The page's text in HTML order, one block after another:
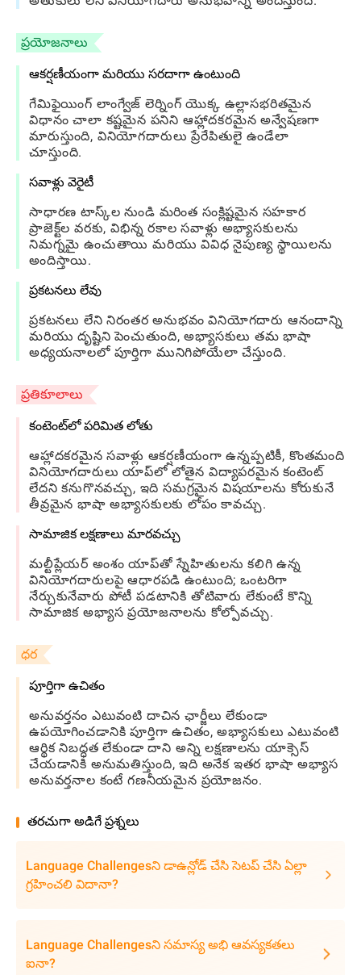
ప్రయోజనాలు
ఆకర్షణీయంగా మరియు సరదాగా ఉంటుంది
గేమిఫైయింగ్ లాంగ్వేజ్ లెర్నింగ్ యొక్క ఉల్లాసభరితమైన
విధానం చాలా కష్టమైన పనిని ఆహ్లాదకరమైన అన్వేషణగా
మారుస్తుంది, వినియోగదారులు ప్రేరేపితులై ఉండేలా
చూస్తుంది.
సవాళ్లు వెరైటీ
సాధారణ టాస్క్‌ల నుండి మరింత సంక్లిష్టమైన సహకార
ప్రాజెక్ట్‌ల వరకు, విభిన్న రకాల సవాళ్లు అభ్యాసకులను
నిమగ్నమై ఉంచుతాయి మరియు వివిధ నైపుణ్య స్థాయిలను
అందిస్తాయి.
ప్రకటనలు లేవు
ప్రకటనలు లేని నిరంతర అనుభవం వినియోగదారు ఆనందాన్ని
మరియు దృష్టిని పెంచుతుంది, అభ్యాసకులు తమ భాషా
అధ్యయనాలలో పూర్తిగా మునిగిపోయేలా చేస్తుంది.
ప్రతికూలాలు
కంటెంట్‌లో పరిమిత లోతు
ఆహ్లాదకరమైన సవాళ్లు ఆకర్షణీయంగా ఉన్నప్పటికీ, కొంతమంది
వినియోగదారులు యాప్‌లో లోతైన విద్యాపరమైన కంటెంట్
లేదని కనుగొనవచ్చు, ఇది సమగ్రమైన విషయాలను కోరుకునే
తీవ్రమైన భాషా అభ్యాసకులకు లోపం కావచ్చు.
సామాజిక లక్షణాలు మారవచ్చు
మల్టీప్లేయర్ అంశం యాప్‌తో స్నేహితులను కలిగి ఉన్న
వినియోగదారులపై ఆధారపడి ఉంటుంది; ఒంటరిగా
నేర్చుకునేవారు పోటీ పడటానికి తోటివారు లేకుంటే కొన్ని
సామాజిక అభ్యాస ప్రయోజనాలను కోల్పోవచ్చు.
ధర
పూర్తిగా ఉచితం
అనువర్తనం ఎటువంటి దాచిన ఛార్జీలు లేకుండా
ఉపయోగించడానికి పూర్తిగా ఉచితం, అభ్యాసకులు ఎటువంటి
ఆర్థిక నిబద్ధత లేకుండా దాని అన్ని లక్షణాలను యాక్సెస్
చేయడానికి అనుమతిస్తుంది, ఇది అనేక ఇతర భాషా అభ్యాస
అనువర్తనాల కంటే గణనీయమైన ప్రయోజనం.
తరచుగా అడిగే ప్రశ్నలు
Language Challengesని డాఉన్లోడ్ చేసి సెటప్ చేసి ఏల్లా
గ్రహించలి విదానా?
Language Challengesని సమాస్య అభి ఆవస్యకతలు
ఐనా?